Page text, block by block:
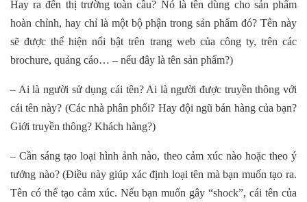
Hay ra đến thị trường toàn cầu? Nó là tên dùng cho sản phẩm
hoàn chỉnh, hay chỉ là một bộ phận trong sản phẩm đó? Tên này
sẽ được thể hiện nổi bật trên trang web của công ty, trên các
brochure, quảng cáo… – nếu đây là tên sản phẩm?)
– Ai là người sử dụng cái tên? Ai là người được truyền thông với
cái tên này? (Các nhà phân phối? Hay đội ngũ bán hàng của bạn?
Giới truyền thông? Khách hàng?)
– Cần sáng tạo loại hình ảnh nào, theo cảm xúc nào hoặc theo ý
tưởng nào? (Điều này giúp xác định loại tên mà bạn muốn tạo ra.
Tên có thể tạo cảm xúc. Nếu bạn muốn gây “shock”, cái tên của